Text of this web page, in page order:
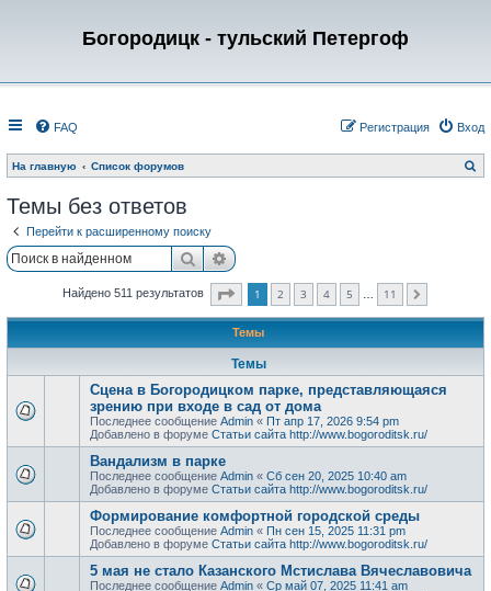
Богородицк - тульский Петергоф
FAQ Вход
Регистрация
На главную Список форумов
о
Темы без ответов
Перейти к расширенному поиску
ПоискРасширенный поиск
Найдено 511 результатов Страница из
1 2 3 4 5 11
Темы
Темы
Сцена в Богородицком парке, представляющаяся
зрению при входе в сад от дома
Последнее сообщение Admin « Пт апр 17, 2026 9:54 pm
Добавлено в форуме Статьи сайта http://www.bogoroditsk.ru/
Вандализм в парке
Последнее сообщение Admin « Сб сен 20, 2025 10:40 am
Добавлено в форуме Статьи сайта http://www.bogoroditsk.ru/
Формирование комфортной городской среды
Последнее сообщение Admin « Пн сен 15, 2025 11:31 pm
Добавлено в форуме Статьи сайта http://www.bogoroditsk.ru/
5 мая не стало Казанского Мстислава Вячеславовича
Последнее сообщение Admin « Ср май 07, 2025 11:41 am